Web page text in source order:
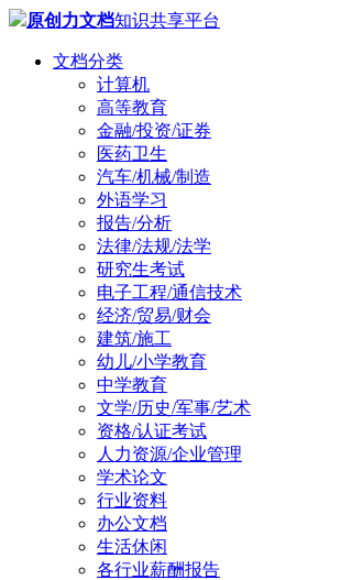
原创力文档知识共享平台
文档分类
计算机
高等教育
金融/投资/证券
医药卫生
汽车/机械/制造
外语学习
报告/分析
法律/法规/法学
研究生考试
电子工程/通信技术
经济/贸易/财会
建筑/施工
幼儿/小学教育
中学教育
文学/历史/军事/艺术
资格/认证考试
人力资源/企业管理
学术论文
行业资料
办公文档
生活休闲
各行业薪酬报告